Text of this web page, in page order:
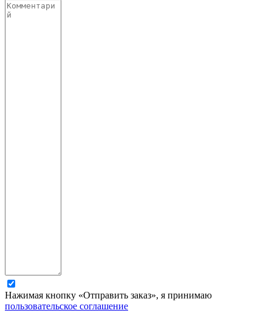
Нажимая кнопку «Отправить заказ», я принимаю
пользовательское соглашение